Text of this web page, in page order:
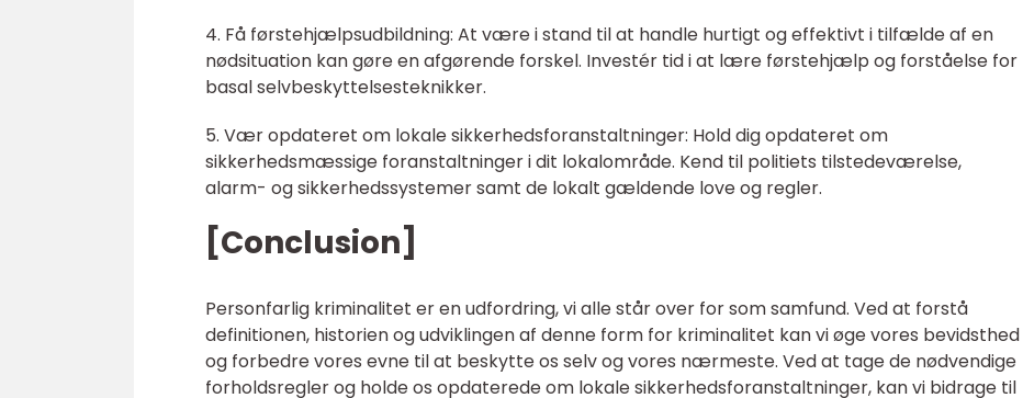
4. Få førstehjælpsudbildning: At være i stand til at handle hurtigt og effektivt i tilfælde af en
nødsituation kan gøre en afgørende forskel. Investér tid i at lære førstehjælp og forståelse for
basal selvbeskyttelsesteknikker.
5. Vær opdateret om lokale sikkerhedsforanstaltninger: Hold dig opdateret om
sikkerhedsmæssige foranstaltninger i dit lokalområde. Kend til politiets tilstedeværelse,
alarm- og sikkerhedssystemer samt de lokalt gældende love og regler.
[Conclusion]
Personfarlig kriminalitet er en udfordring, vi alle står over for som samfund. Ved at forstå
definitionen, historien og udviklingen af denne form for kriminalitet kan vi øge vores bevidsthed
og forbedre vores evne til at beskytte os selv og vores nærmeste. Ved at tage de nødvendige
forholdsregler og holde os opdaterede om lokale sikkerhedsforanstaltninger, kan vi bidrage til